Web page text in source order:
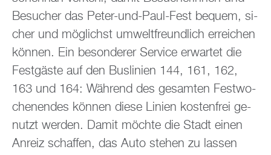
Be­su­cher das Peter-und-Paul-Fest be­quem, si­
cher und mög­lichst um­welt­freund­lich er­rei­chen
kön­nen. Ein be­son­de­rer Ser­vice er­war­tet die
Fest­gäs­te auf den Bus­li­ni­en 144, 161, 162,
163 und 164: Wäh­rend des ge­sam­ten Fest­wo­
chen­en­des kön­nen diese Li­ni­en kos­ten­frei ge­
nutzt wer­den. Damit möch­te die Stadt einen
An­reiz schaf­fen, das Auto ste­hen zu las­sen